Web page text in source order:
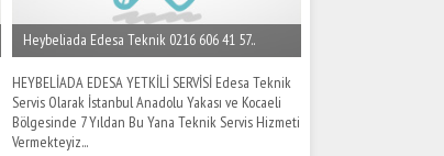
Heybeliada Edesa Teknik 0216 606 41 57..
HEYBELİADA EDESA YETKİLİ SERVİSİ Edesa Teknik
Servis Olarak İstanbul Anadolu Yakası ve Kocaeli
Bölgesinde 7 Yıldan Bu Yana Teknik Servis Hizmeti
Vermekteyiz...